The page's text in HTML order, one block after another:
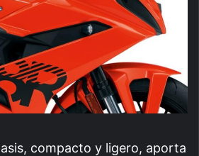
compacto y ligero, aporta